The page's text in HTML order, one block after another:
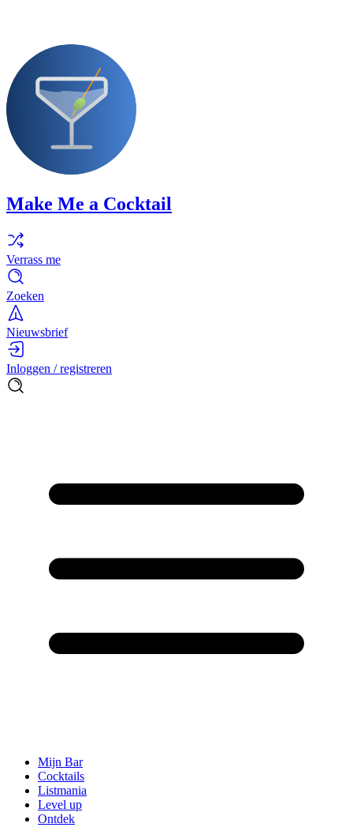
Make Me a Cocktail
Verrass me
Zoeken
Nieuwsbrief
Inloggen / registreren
Mijn Bar
Cocktails
Listmania
Level up
Ontdek